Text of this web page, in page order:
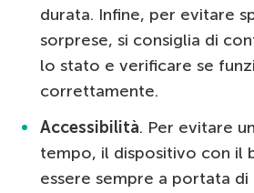
durata. Infine, per evitare
sorprese, si consiglia di
lo stato e verificare se
correttamente.
Accessibilità. Per evitare
tempo, il dispositivo con il
essere sempre a portata di